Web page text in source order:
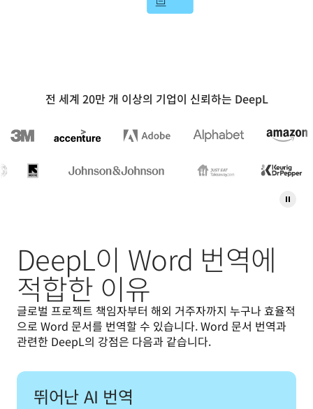
전 세계 20만 개 이상의 기업이 신뢰하는 DeepL
DeepL이 Word 번역에
적합한 이유
글로벌 프로젝트 책임자부터 해외 거주자까지 누구나 효율적
으로 Word 문서를 번역할 수 있습니다. Word 문서 번역과
관련한 DeepL의 강점은 다음과 같습니다.
뛰어난 AI 번역